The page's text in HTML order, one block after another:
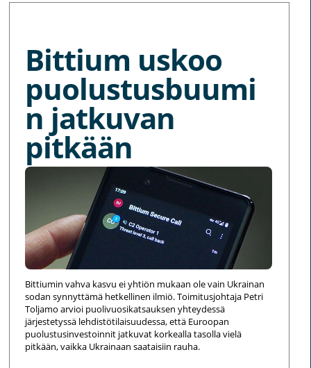
Bittium uskoo
puolustusbuumi
n jatkuvan
pitkään
Bittiumin vahva kasvu ei yhtiön mukaan ole vain Ukrainan
sodan synnyttämä hetkellinen ilmiö. Toimitusjohtaja Petri
Toljamo arvioi puolivuosikatsauksen yhteydessä
järjestetyssä lehdistötilaisuudessa, että Euroopan
puolustusinvestoinnit jatkuvat korkealla tasolla vielä
pitkään, vaikka Ukrainaan saataisiin rauha.